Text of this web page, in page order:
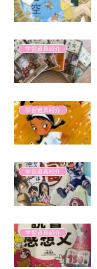
学習道具紹介
学習道具紹介
学習道具紹介
学習道具紹介